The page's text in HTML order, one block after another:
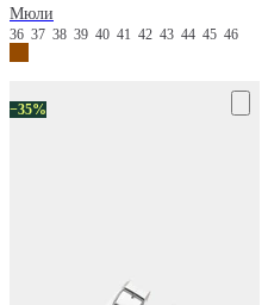
Мюли
36 37 38 39 40 41 42 43 44 45 46
−35%